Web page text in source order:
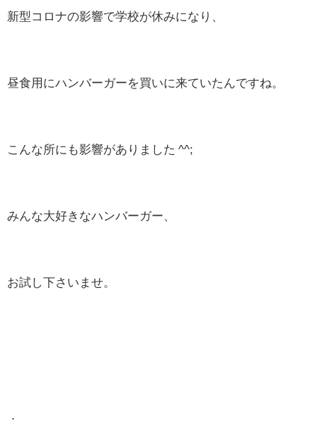
新型コロナの影響で学校が休みになり、
昼食用にハンバーガーを買いに来ていたんですね。
こんな所にも影響がありました ^^;
みんな大好きなハンバーガー、
お試し下さいませ。